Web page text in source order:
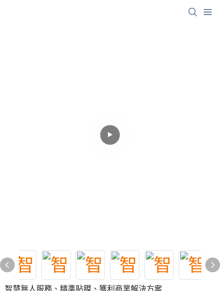
智慧無人服務、精準貼膜、獲利商業解決方案